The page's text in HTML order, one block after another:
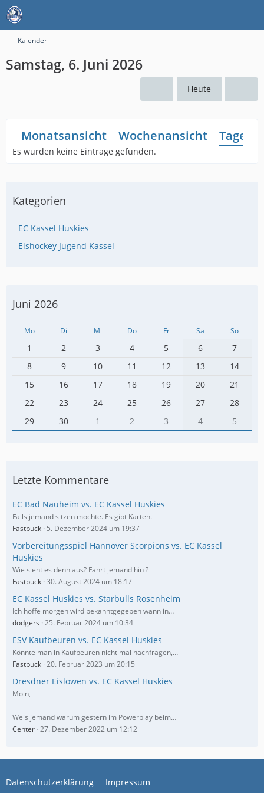
Kalender
Samstag, 6. Juni 2026
Heute
Monatsansicht Wochenansicht
Es wurden keine Einträge gefunden.
Kategorien
EC Kassel Huskies
Eishockey Jugend Kassel
Juni 2026
Mo Di Mi Do Fr Sa So
1 2 3 4 5 6
7
8
9 10 11 12 13
14
15
16 17 18 19 20
21
22
23 24 25 26 27
28
29
30 1 2 3 4 5
Letzte Kommentare
EC Bad Nauheim vs. EC Kassel Huskies
Falls jemand sitzen möchte. Es gibt Karten.
Fastpuck 5. Dezember 2024 um 19:37
Vorbereitungsspiel Hannover Scorpions vs. EC Kassel
Huskies
Wie sieht es denn aus? Fährt jemand hin ?
Fastpuck 30. August 2024 um 18:17
EC Kassel Huskies vs. Starbulls Rosenheim
Ich hoffe morgen wird bekanntgegeben wann in…
dodgers 25. Februar 2024 um 10:34
ESV Kaufbeuren vs. EC Kassel Huskies
Könnte man in Kaufbeuren nicht mal nachfragen,…
Fastpuck 20. Februar 2023 um 20:15
Dresdner Eislöwen vs. EC Kassel Huskies
Moin,
Weis jemand warum gestern im Powerplay beim…
Center 27. Dezember 2022 um 12:12
Datenschutzerklärung Impressum